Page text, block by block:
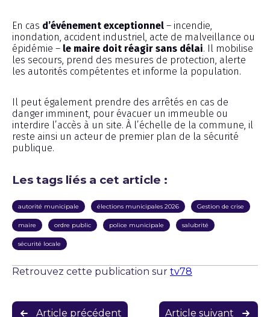
En cas d’événement exceptionnel – incendie,
inondation, accident industriel, acte de malveillance ou
épidémie – le maire doit réagir sans délai. Il mobilise
les secours, prend des mesures de protection, alerte
les autorités compétentes et informe la population.
Il peut également prendre des arrêtés en cas de
danger imminent, pour évacuer un immeuble ou
interdire l’accès à un site. À l’échelle de la commune, il
reste ainsi un acteur de premier plan de la sécurité
publique.
Les tags liés a cet article :
autorité municipale élections municipales 2026 Gestion de crise
maire ordre public police municipale salubrité
sécurité locale
Retrouvez cette publication sur tv78
Navigation
Article précédent Article suivant